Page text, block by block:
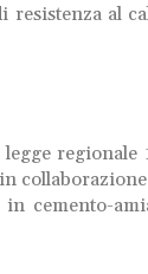
resistenza al
cemento-